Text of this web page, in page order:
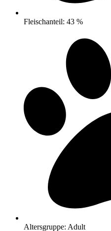
Fleischanteil: 43 %
Altersgruppe: Adult